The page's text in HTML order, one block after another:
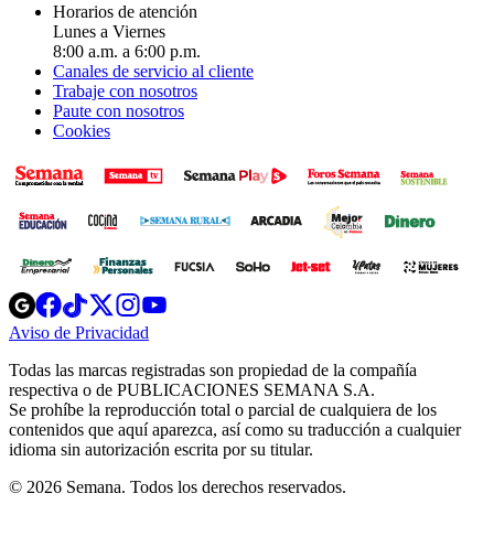
Horarios de atención
Lunes a Viernes
8:00 a.m. a 6:00 p.m.
Canales de servicio al cliente
Trabaje con nosotros
Paute con nosotros
Cookies
Opens
in
new
Opens
in
new
Opens
in
new
window
Opens
new
windowwindow
Aviso de Privacidad
new
window
Todas las marcas registradas son propiedad de la compañía
respectiva o de PUBLICACIONES SEMANA S.A.
Se prohíbe la reproducción total o parcial de cualquiera de los
contenidos que aquí aparezca, así como su traducción a cualquier
idioma sin autorización escrita por su titular.
© 2026 Semana. Todos los derechos reservados.